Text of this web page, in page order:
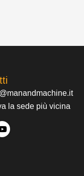
la sede più vicina